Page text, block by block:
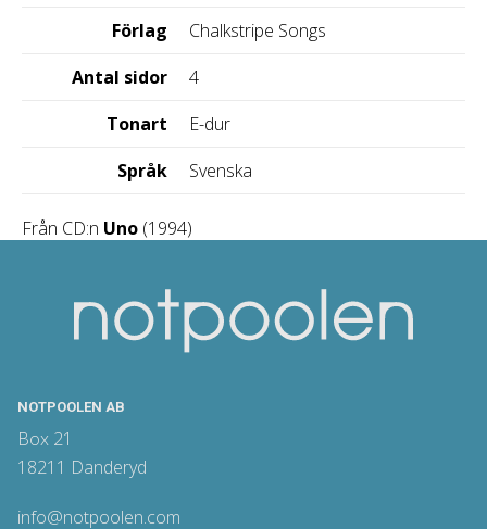
Förlag
Chalkstripe Songs
Antal sidor
4
Tonart
E-dur
Språk
Svenska
Från CD:n Uno (1994)
NOTPOOLEN AB
Box 21
18211 Danderyd
info@notpoolen.com